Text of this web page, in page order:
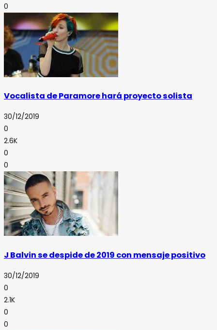
0
Vocalista de Paramore hará proyecto solista
30/12/2019
0
2.6K
0
0
J Balvin se despide de 2019 con mensaje positivo
30/12/2019
0
2.1K
0
0